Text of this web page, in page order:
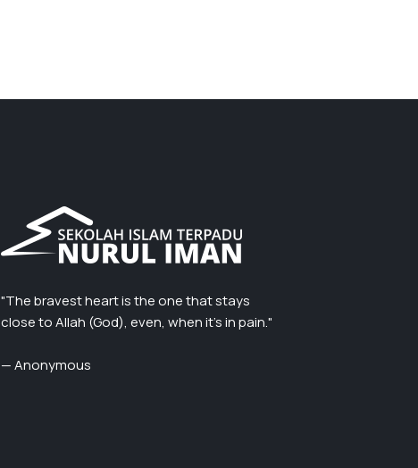
"The bravest heart is the one that stays
close to Allah (God), even, when it’s in pain."
— Anonymous